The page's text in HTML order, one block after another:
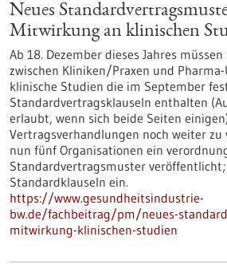
Neues
Mitwirkung an klinischen
Ab 18. Dezember dieses Jahres
zwischen Kliniken/Praxen und
klinische Studien die im September
Standardvertragsklauseln enthalten
erlaubt, wenn sich beide Seiten
Vertragsverhandlungen noch weiter zu
nun fünf Organisationen ein
Standardvertragsmuster veröffentlicht;
Standardklauseln ein.
https://www.gesundheitsindustrie-
bw.de/fachbeitrag/pm/neues-
mitwirkung-klinischen-studien